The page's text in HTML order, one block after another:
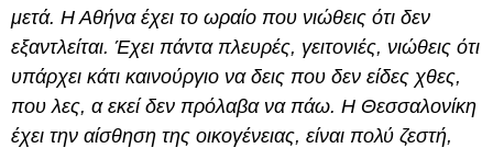
μετά. Η Αθήνα έχει το ωραίο που νιώθεις ότι δεν
εξαντλείται. Έχει πάντα πλευρές, γειτονιές, νιώθεις ότι
υπάρχει κάτι καινούργιο να δεις που δεν είδες χθες,
που λες, α εκεί δεν πρόλαβα να πάω. Η Θεσσαλονίκη
έχει την αίσθηση της οικογένειας, είναι πολύ ζεστή,